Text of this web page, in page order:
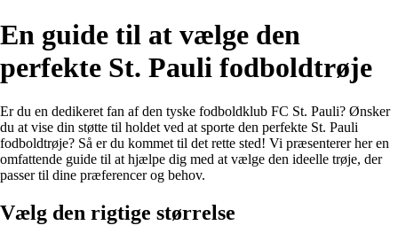
En guide til at vælge den
perfekte St. Pauli fodboldtrøje
Er du en dedikeret fan af den tyske fodboldklub FC St. Pauli? Ønsker
du at vise din støtte til holdet ved at sporte den perfekte St. Pauli
fodboldtrøje? Så er du kommet til det rette sted! Vi præsenterer her en
omfattende guide til at hjælpe dig med at vælge den ideelle trøje, der
passer til dine præferencer og behov.
Vælg den rigtige størrelse